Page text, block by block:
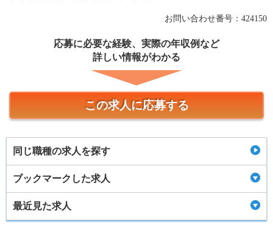
お問い合わせ番号：424150
応募に必要な経験、実際の年収例など
詳しい情報がわかる
この求人に応募する
同じ職種の求人を探す
ブックマークした求人
最近見た求人